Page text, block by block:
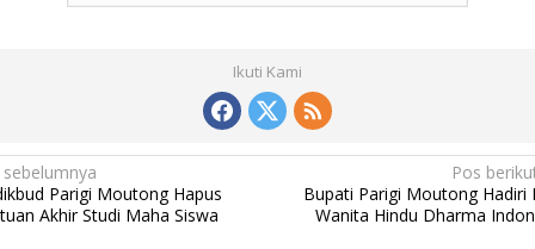
Ikuti Kami
sebelumnya
Parigi Moutong Hapus
Akhir Studi Maha Siswa
Pos
Bupati Parigi Moutong Hadiri
Wanita Hindu Dharma